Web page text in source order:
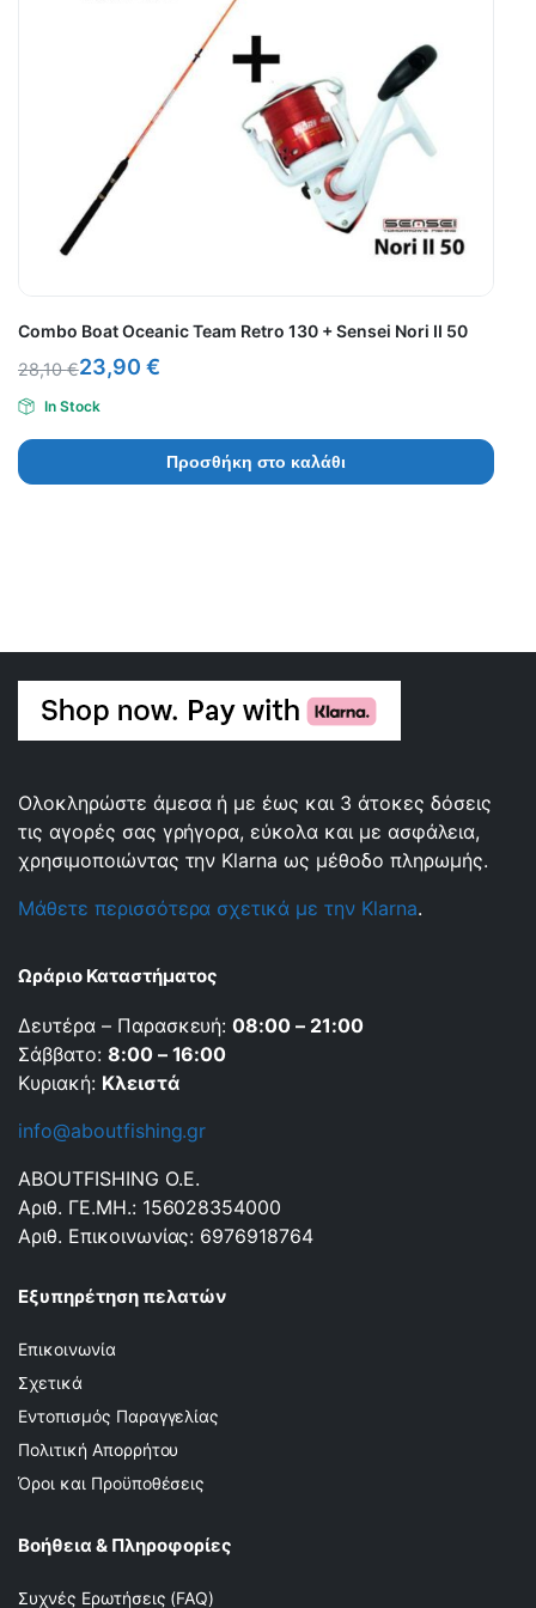
Combo Boat Oceanic Team Retro 130 + Sensei Nori II 50
28,10€23,90 €
In Stock
Προσθήκη στο καλάθι
Ολοκληρώστε άμεσα ή με έως και 3 άτοκες δόσεις
τις αγορές σας γρήγορα, εύκολα και με ασφάλεια,
χρησιμοποιώντας την Klarna ως μέθοδο πληρωμής.
Μάθετε περισσότερα σχετικά με την Klarna.
Ωράριο Καταστήματος
Δευτέρα – Παρασκευή:08:00 – 21:00
Σάββατο: 8:00 – 16:00
Κυριακή: Κλειστά
info@aboutfishing.gr
ABOUTFISHING Ο.Ε.
Αριθ. ΓΕ.ΜΗ.: 156028354000
Αριθ. Επικοινωνίας: 6976918764
Εξυπηρέτηση πελατών
Επικοινωνία
Σχετικά
Εντοπισμός Παραγγελίας
Πολιτική Απορρήτου
Όροι και Προϋποθέσεις
Βοήθεια & Πληροφορίες
Συχνές Ερωτήσεις (FAQ)